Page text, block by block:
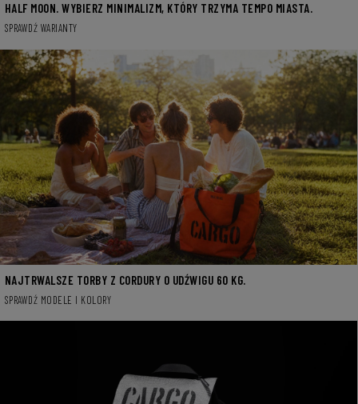
HALF MOON. WYBIERZ MINIMALIZM, KTÓRY TRZYMA TEMPO MIASTA.
SPRAWDŹ WARIANTY
NAJTRWALSZE TORBY Z CORDURY O UDŹWIGU 60 KG.
SPRAWDŹ MODELE I KOLORY